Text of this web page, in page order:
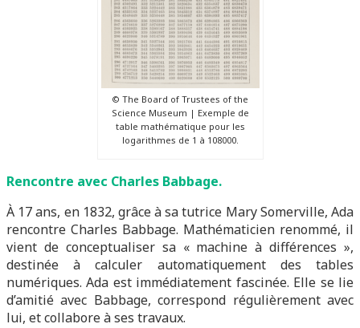
© The Board of Trustees of the
Science Museum | Exemple de
table mathématique pour les
logarithmes de 1 à 108000.
Rencontre avec Charles Babbage.
À 17 ans, en 1832, grâce à sa tutrice Mary Somerville, Ada
rencontre Charles Babbage. Mathématicien renommé, il
vient de conceptualiser sa « machine à différences »,
destinée à calculer automatiquement des tables
numériques. Ada est immédiatement fascinée. Elle se lie
d’amitié avec Babbage, correspond régulièrement avec
lui, et collabore à ses travaux.